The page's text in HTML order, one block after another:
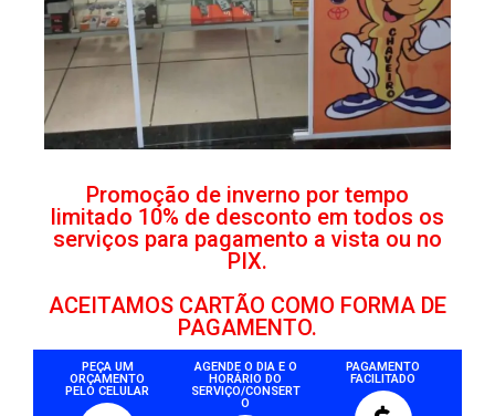
Promoção de inverno por tempo
limitado 10% de desconto em todos os
serviços para pagamento a vista ou no
PIX.
ACEITAMOS CARTÃO COMO FORMA DE
PAGAMENTO.
PEÇA UM
ORÇAMENTO
PELO CELULAR
AGENDE O DIA E O
HORÁRIO DO
SERVIÇO/CONSERT
O
PAGAMENTO
FACILITADO